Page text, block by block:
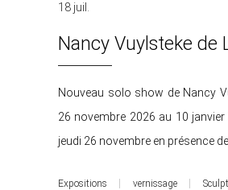
18 juil.
Nancy Vuylsteke de
Nouveau solo show de Nancy
26 novembre 2026 au 10
jeudi 26 novembre en présence
Expositions vernissage